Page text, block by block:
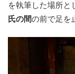
を執筆した場所と
氏の間の前で足を